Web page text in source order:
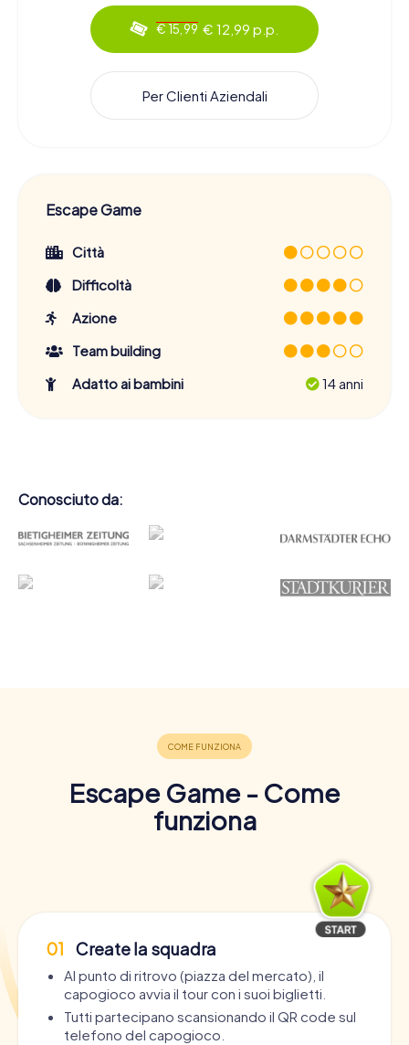
€ 15,99 € 12,99 p.p.
Per Clienti Aziendali
Escape Game
Città
Difficoltà
Azione
Team building
Adatto ai bambini
14 anni
Conosciuto da:
Escape Game - Come
funziona
01 Create la squadra
Al punto di ritrovo (piazza del mercato), il
capogioco avvia il tour con i suoi biglietti.
Tutti partecipano scansionando il QR code sul
telefono del capogioco.